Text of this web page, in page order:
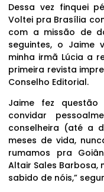
Dessa vez finquei
Voltei pra Brasília
com a missão de
seguintes, o Jaime
minha irmã Lúcia a
primeira revista
Conselho Editorial.
Jaime fez
convidar
conselheira (até a
meses de vida,
rumamos pra
Altair Sales Barbosa,
sabido de nóis,”